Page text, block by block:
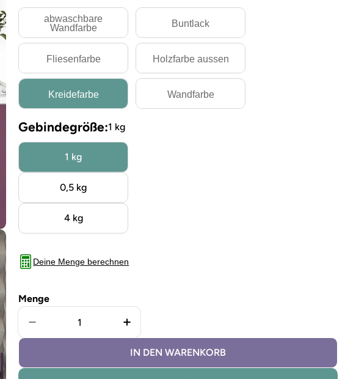
abwaschbare
Wandfarbe
Buntlack
Fliesenfarbe Holzfarbe aussen
Kreidefarbe Wandfarbe
Gebindegröße:1 kg
1 kg
0,5 kg
4 kg
Deine Menge berechnen
Menge
Menge für Kreidefarbe Orchidee verringern
Menge für Kreidefarbe Orchidee erhöhen
IN DEN WARENKORB